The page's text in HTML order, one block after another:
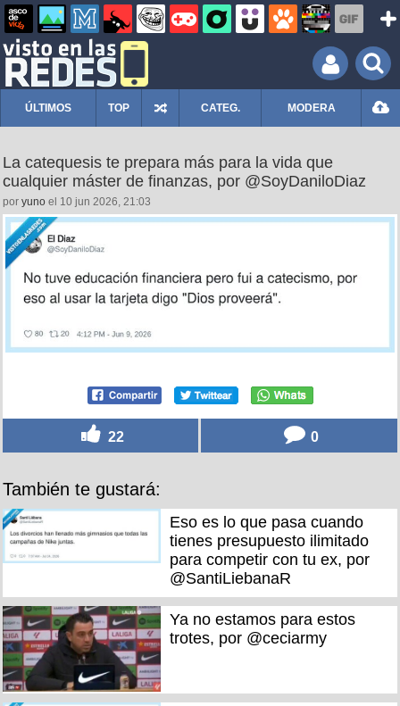
ÚLTIMOS TOP CATEG. MODERA
La catequesis te prepara más para la vida que
cualquier máster de finanzas, por @SoyDaniloDiaz
por yuno el 10 jun 2026, 21:03
22 0
También te gustará:
Eso es lo que pasa cuando
tienes presupuesto ilimitado
para competir con tu ex, por
@SantiLiebanaR
Ya no estamos para estos
trotes, por @ceciarmy